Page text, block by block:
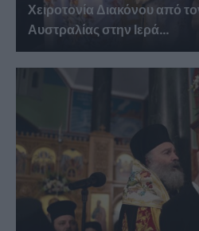
Χειροτονία Διακόνου από
Αυστραλίας στην Ιερά...